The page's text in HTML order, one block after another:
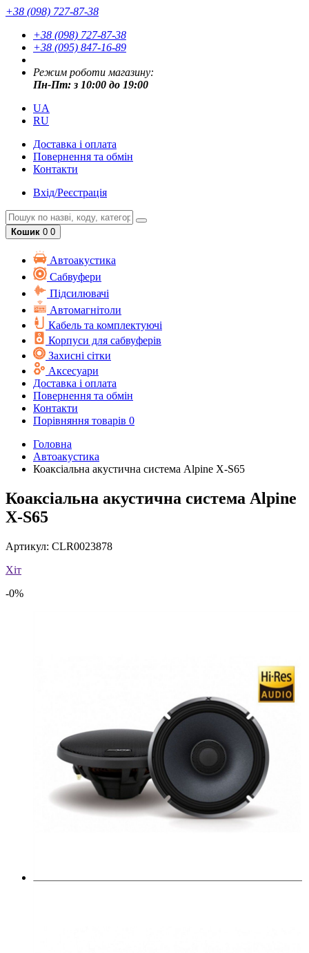
+38 (098) 727-87-38
+38 (098) 727-87-38
+38 (095) 847-16-89
Режим роботи магазину:
Пн-Пт: з 10:00 до 19:00
UA
RU
Доставка і оплата
Повернення та обмін
Контакти
Вхід/Реєстрація
Кошик 0 0
Автоакустика
Cабвуфери
Підсилювачі
Автомагнітоли
Кабель та комплектуючі
Корпуси для сабвуферів
Захисні сітки
Аксесуари
Доставка і оплата
Повернення та обмін
Контакти
Порівняння товарів 0
Головна
Автоакустика
Коаксіальна акустична система Alpine X-S65
Коаксіальна акустична система Alpine
X-S65
Артикул: CLR0023878
Хіт
-0%